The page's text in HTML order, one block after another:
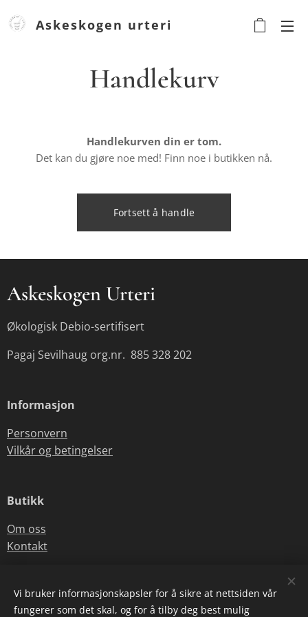
Askeskogen urteri
Handlekurv
Handlekurven din er tom.
Det kan du gjøre noe med! Finn noe i butikken nå.
Fortsett å handle
Askeskogen Urteri
Økologisk Debio-sertifisert
Pagaj Sevilhaug org.nr. 885 328 202
Informasjon
Personvern
Vilkår og betingelser
Butikk
Om oss
Kontakt
E-post:sevilhau@online.no
Telefonnummer:+47 92854468
Vi bruker informasjonskapsler for å sikre at nettsiden vår
fungerer som det skal, og for å tilby deg best mulig